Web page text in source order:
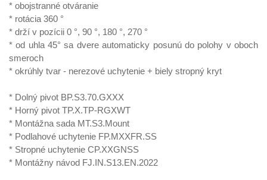
* obojstranné otváranie
* rotácia 360 °
* drží v pozícii 0 °, 90 °, 180 °, 270 °
* od uhla 45° sa dvere automaticky posunú do polohy v oboch
smeroch
* okrúhly tvar - nerezové uchytenie + biely stropný kryt
* Dolný pivot BP.S3.70.GXXX
* Horný pivot TP.X.TP-RGXWT
* Montážna sada MT.S3.Mount
* Podlahové uchytenie FP.MXXFR.SS
* Stropné uchytenie CP.XXGNSS
* Montážny návod FJ.IN.S13.EN.2022